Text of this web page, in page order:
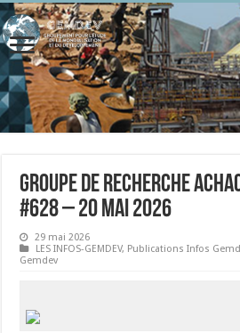
Groupe de recherche
#628 – 20 mai 2026
29 mai 2026
LES INFOS-GEMDEV, Publications Infos
Gemdev